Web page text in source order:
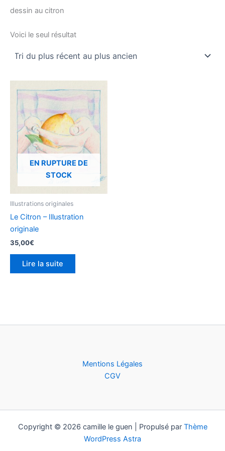
dessin au citron
Voici le seul résultat
EN RUPTURE DE
STOCK
Illustrations originales
Le Citron – Illustration
originale
35,00€
Lire la suite
Mentions Légales
CGV
Copyright © 2026 camille le guen | Propulsé par Thème
WordPress Astra